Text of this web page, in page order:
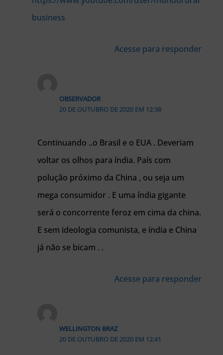
business
Acesse para responder
OBSERVADOR
20 DE OUTUBRO DE 2020 EM 12:38
Continuando ..o Brasil e o EUA . Deveriam
voltar os olhos para índia. País com
polução próximo da China , ou seja um
mega consumidor . E uma índia gigante
será o concorrente feroz em cima da china.
E sem ideologia comunista, e índia e China
já não se bicam . .
Acesse para responder
WELLINGTON BRAZ
20 DE OUTUBRO DE 2020 EM 12:41